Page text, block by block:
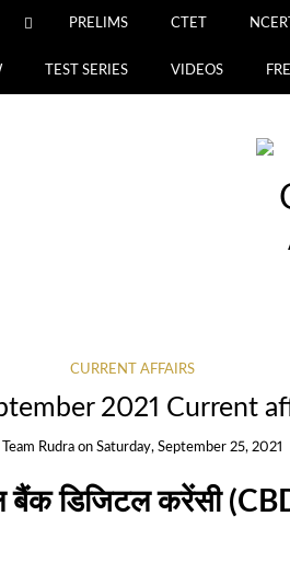
PRELIMS CTET NCERT
TEST SERIES VIDEOS
CURRENT AFFAIRS
2021 Current
Team Rudra onSaturday, September 25, 2021
बैंक डिजिटल करेंसी